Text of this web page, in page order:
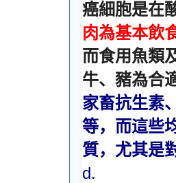
癌細胞是在
肉為基本飲
而食用魚類
牛、豬為合
家畜抗生素
等，而這些
質，尤其是
d.